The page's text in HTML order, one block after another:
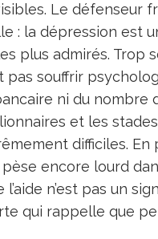
Le défenseur
: la dépression est
plus admirés. Trop
souffrir
ni du nombre
et les
difficiles. En
encore lourd
l’aide n’est pas un
qui rappelle que